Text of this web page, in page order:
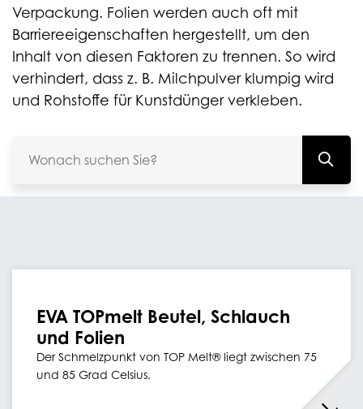
Verpackung. Folien werden auch oft mit
Barriereeigenschaften hergestellt, um den
Inhalt von diesen Faktoren zu trennen. So wird
verhindert, dass z. B. Milchpulver klumpig wird
und Rohstoffe für Kunstdünger verkleben.
EVA TOPmelt Beutel, Schlauch
und Folien
Der Schmelzpunkt von TOP Melt® liegt zwischen 75
und 85 Grad Celsius.